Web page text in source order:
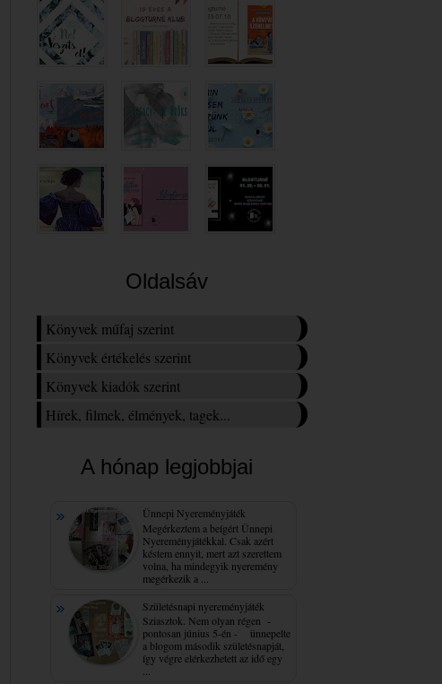
Oldalsáv
Könyvek műfaj szerint
Könyvek értékelés szerint
Könyvek kiadók szerint
Hírek, filmek, élmények, tagek...
A hónap legjobbjai
Ünnepi Nyereményjáték
Megérkeztem a beígért Ünnepi
Nyereményjátékkal. Csak azért
késtem ennyit, mert azt szerettem
volna, ha mindegyik nyeremény
megérkezik a ...
Születésnapi nyereményjáték
Sziasztok. Nem olyan régen -
pontosan június 5-én - ünnepelte
a blogom második születésnapját,
így végre elérkezhetett az idő egy